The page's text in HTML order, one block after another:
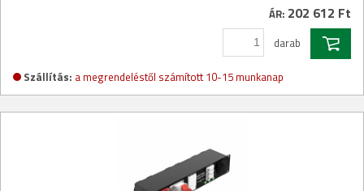
ÁR: 202 612 Ft
darab
Szállítás: a megrendeléstől számított 10-15 munkanap